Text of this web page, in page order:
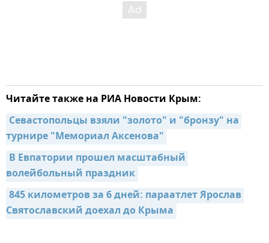
Читайте также на РИА Новости Крым:
Севастопольцы взяли "золото" и "бронзу" на
турнире "Мемориал Аксенова"
В Евпатории прошел масштабный
волейбольный праздник
845 километров за 6 дней: параатлет Ярослав
Святославский доехал до Крыма